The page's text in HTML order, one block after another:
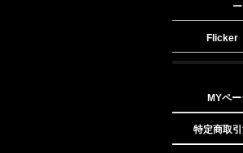
Flicker
MYペ
特定商取